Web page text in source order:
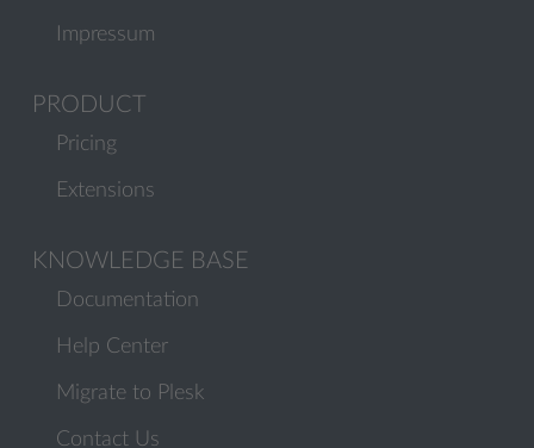
Impressum
PRODUCT
Pricing
Extensions
KNOWLEDGE BASE
Documentation
Help Center
Migrate to Plesk
Contact Us